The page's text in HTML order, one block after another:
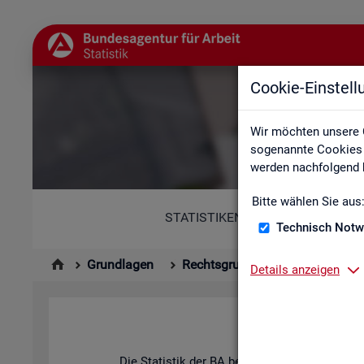
Cookie-
Wir möchten unsere
sogenannte
werden
Bitte wählen Sie aus:
Technisch
Details anzeigen
STATISTIKEN
Grundlagen Rechtsgrundlagen